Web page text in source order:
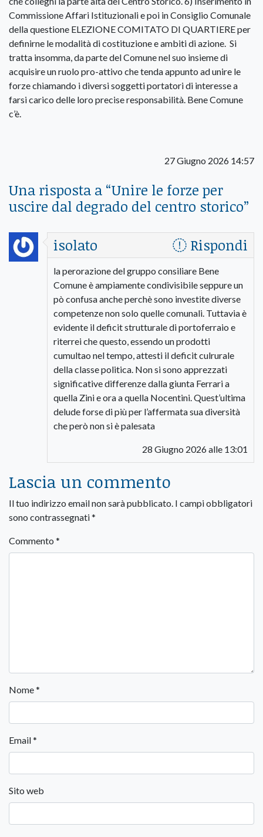
Commissione Affari Istituzionali e poi in Consiglio Comunale
della questione ELEZIONE COMITATO DI QUARTIERE per
definirne le modalità di costituzione e ambiti di azione. Si
tratta insomma, da parte del Comune nel suo insieme di
acquisire un ruolo pro-attivo che tenda appunto ad unire le
forze chiamando i diversi soggetti portatori di interesse a
farsi carico delle loro precise responsabilità. Bene Comune
c’è.
27 Giugno 2026 14:57
Una risposta a “Unire le forze per
uscire dal degrado del centro storico”
isolato
Rispondi
la perorazione del gruppo consiliare Bene
Comune è ampiamente condivisibile seppure un
pò confusa anche perchè sono investite diverse
competenze non solo quelle comunali. Tuttavia è
evidente il deficit strutturale di portoferraio e
riterrei che questo, essendo un prodotti
cumultao nel tempo, attesti il deficit culrurale
della classe politica. Non si sono apprezzati
significative differenze dalla giunta Ferrari a
quella Zini e ora a quella Nocentini. Quest’ultima
delude forse di più per l’affermata sua diversità
che però non si è palesata
28 Giugno 2026 alle 13:01
Lascia un commento
Il tuo indirizzo email non sarà pubblicato. I campi obbligatori
sono contrassegnati*
Commento *
Nome*
Email*
Sito web